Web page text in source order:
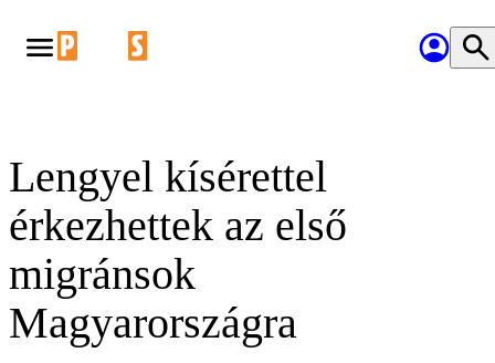
Lengyel kísérettel
érkezhettek az első
migránsok
Magyarországra